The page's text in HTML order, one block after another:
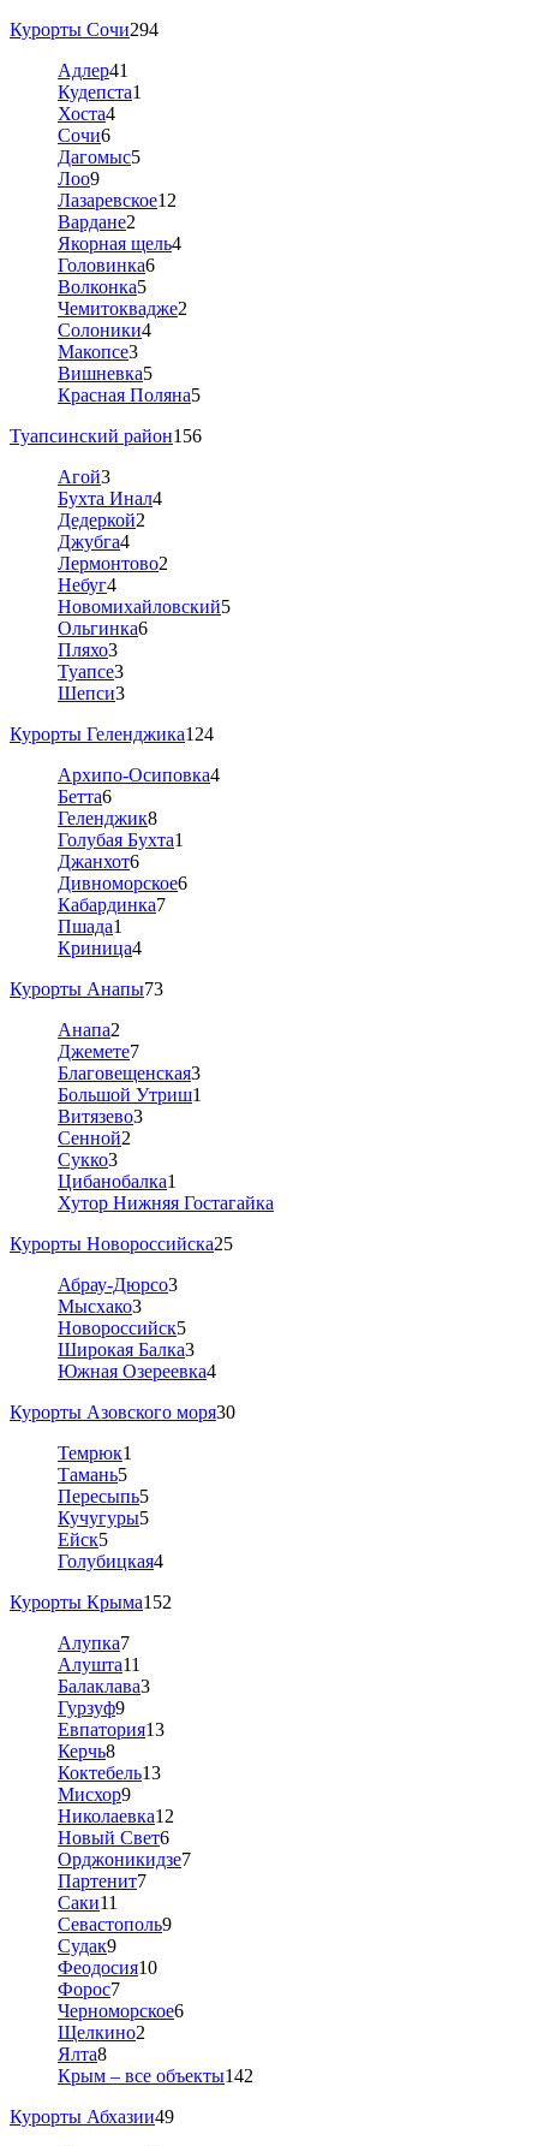
Курорты Сочи294
Адлер41
Кудепста1
Хоста4
Сочи6
Дагомыс5
Лоо9
Лазаревское12
Вардане2
Якорная щель4
Головинка6
Волконка5
Чемитоквадже2
Солоники4
Макопсе3
Вишневка5
Красная Поляна5
Туапсинский район156
Агой3
Бухта Инал4
Дедеркой2
Джубга4
Лермонтово2
Небуг4
Новомихайловский5
Ольгинка6
Пляхо3
Туапсе3
Шепси3
Курорты Геленджика124
Архипо-Осиповка4
Бетта6
Геленджик8
Голубая Бухта1
Джанхот6
Дивноморское6
Кабардинка7
Пшада1
Криница4
Курорты Анапы73
Анапа2
Джемете7
Благовещенская3
Большой Утриш1
Витязево3
Сенной2
Сукко3
Цибанобалка1
Хутор Нижняя Гостагайка
Курорты Новороссийска25
Абрау-Дюрсо3
Мысхако3
Новороссийск5
Широкая Балка3
Южная Озереевка4
Курорты Азовского моря30
Темрюк1
Тамань5
Пересыпь5
Кучугуры5
Ейск5
Голубицкая4
Курорты Крыма152
Алупка7
Алушта11
Балаклава3
Гурзуф9
Евпатория13
Керчь8
Коктебель13
Мисхор9
Николаевка12
Новый Свет6
Орджоникидзе7
Партенит7
Саки11
Севастополь9
Судак9
Феодосия10
Форос7
Черноморское6
Щелкино2
Ялта8
Крым – все объекты142
Курорты Абхазии49